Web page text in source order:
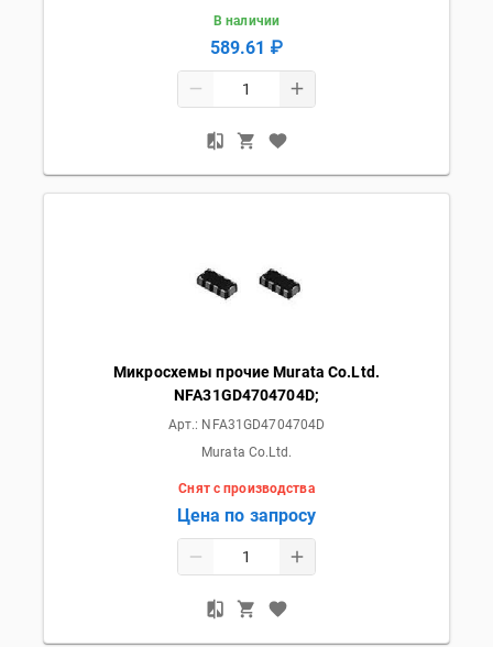
В наличии
589.61 ₽
Микросхемы прочие Murata Co.Ltd.
NFA31GD4704704D;
Арт.: NFA31GD4704704D
Murata Co.Ltd.
Снят с производства
Цена по запросу